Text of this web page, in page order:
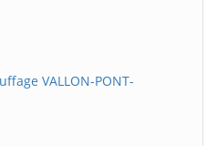
VALLON-PONT-